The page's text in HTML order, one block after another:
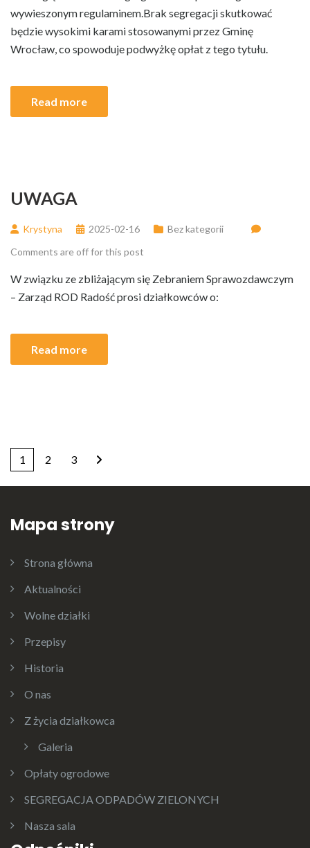
wywieszonym regulaminem.Brak segregacji skutkować
będzie wysokimi karami stosowanymi przez Gminę
Wrocław, co spowoduje podwyżkę opłat z tego tytułu.
Read more
UWAGA
Krystyna 2025-02-16
Bez kategorii
Comments are off for this post
W związku ze zbliżającym się Zebraniem Sprawozdawczym
– Zarząd ROD Radość prosi działkowców o:
Read more
1 2 3
Mapa strony
Strona główna
Aktualności
Wolne działki
Przepisy
Historia
O nas
Z życia działkowca
Galeria
Opłaty ogrodowe
SEGREGACJA ODPADÓW ZIELONYCH
Nasza sala